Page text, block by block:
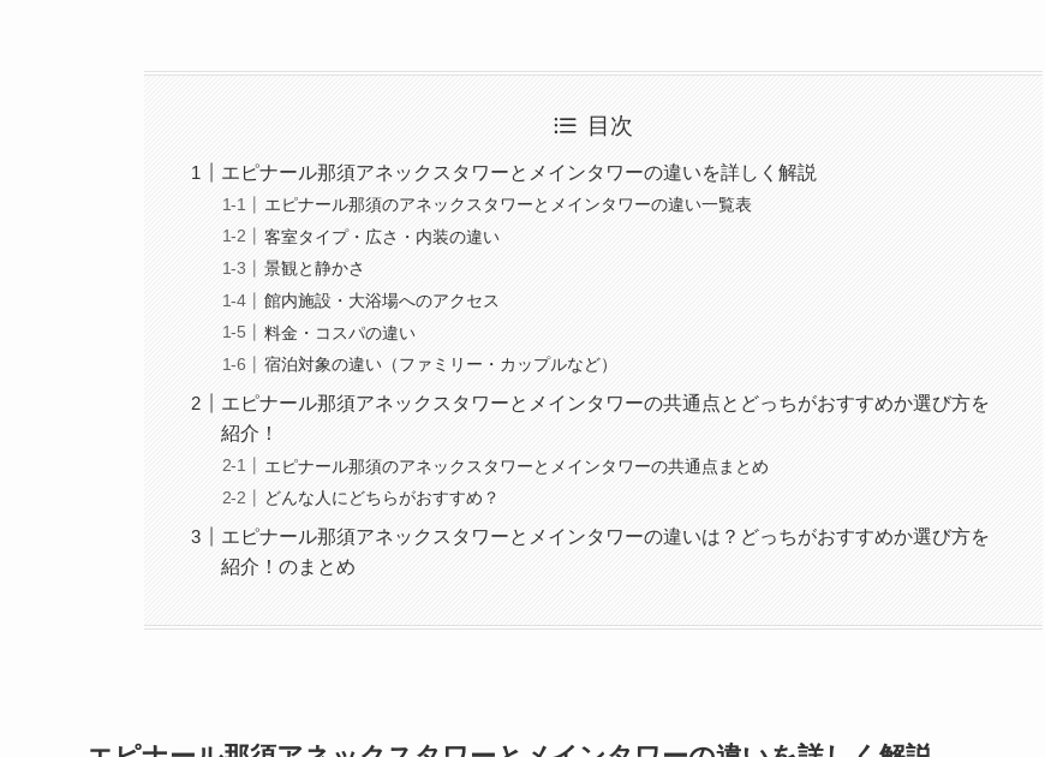
目次
エピナール那須アネックスタワーとメインタワーの違いを詳しく解説
エピナール那須のアネックスタワーとメインタワーの違い一覧表
客室タイプ・広さ・内装の違い
景観と静かさ
館内施設・大浴場へのアクセス
料金・コスパの違い
宿泊対象の違い（ファミリー・カップルなど）
エピナール那須アネックスタワーとメインタワーの共通点とどっちがおすすめか選び方を
紹介！
エピナール那須のアネックスタワーとメインタワーの共通点まとめ
どんな人にどちらがおすすめ？
エピナール那須アネックスタワーとメインタワーの違いは？どっちがおすすめか選び方を
紹介！のまとめ